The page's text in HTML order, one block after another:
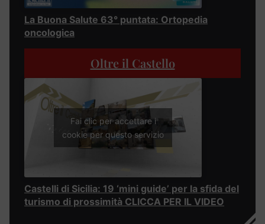
La Buona Salute 63° puntata: Ortopedia
oncologica
Oltre il Castello
Fai clic per accettare i
cookie per questo servizio
Castelli di Sicilia: 19 ‘mini guide’ per la sfida del
turismo di prossimità CLICCA PER IL VIDEO